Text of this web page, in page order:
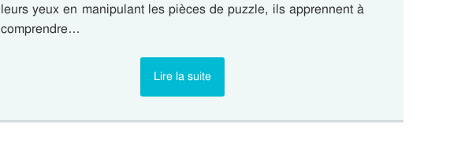
leurs yeux en manipulant les pièces de puzzle, ils apprennent à
comprendre…
Lire la suite